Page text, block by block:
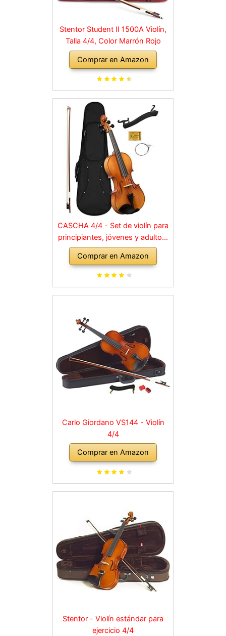
Stentor Student II 1500A Violín,
Talla 4/4, Color Marrón Rojo
Comprar en Amazon
CASCHA 4/4 - Set de violín para
principiantes, jóvenes y adultos,
violín macizo con arco, colofonia,
cuerdas de repuesto, soporte
para hombro, maletín, abeto
Comprar en Amazon
Carlo Giordano VS144 - Violín
4/4
Comprar en Amazon
Stentor - Violín estándar para
ejercicio 4/4